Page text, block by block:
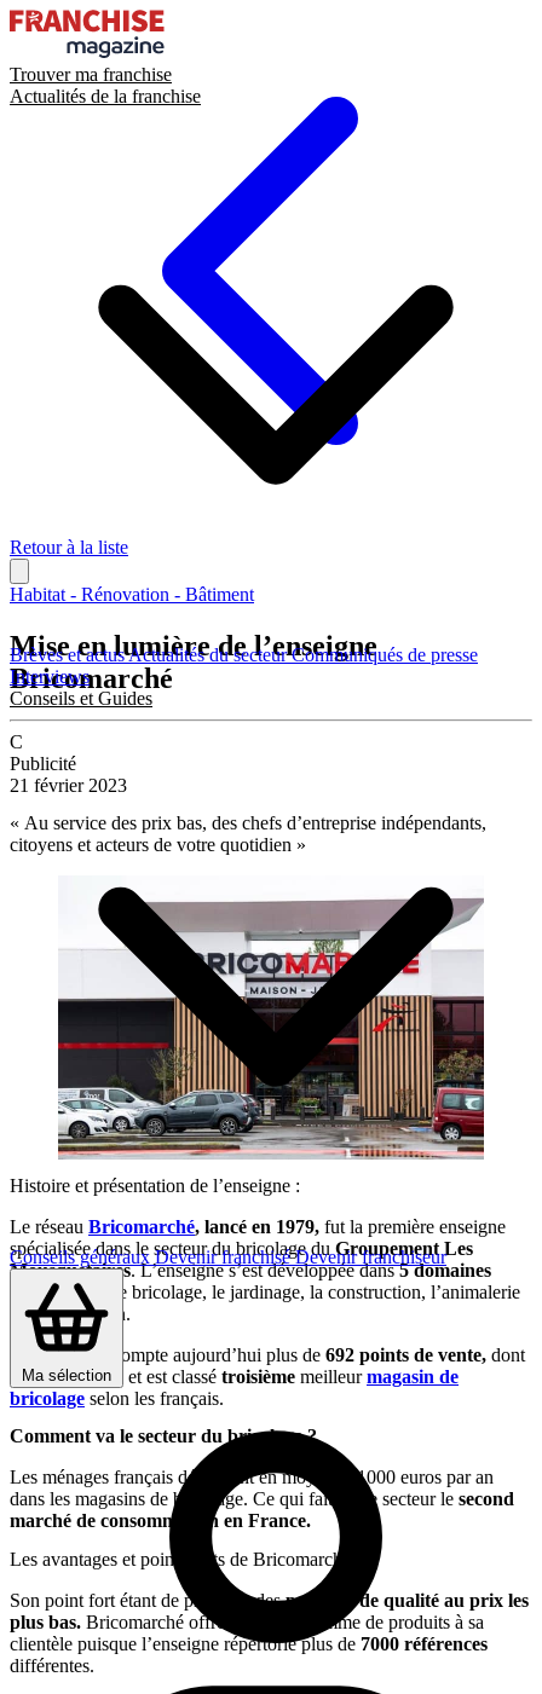
Trouver ma franchise
Actualités de la franchise
Brèves et actusActualités du secteurCommuniqués de presse
Interviews
Conseils et Guides
Conseils générauxDevenir franchiséDevenir franchiseur
Ma sélection
Retour à la liste
Habitat - Rénovation - Bâtiment
Mise en lumière de l’enseigne
Bricomarché
C
Publicité
21 février 2023
« Au service des prix bas, des chefs d’entreprise indépendants,
citoyens et acteurs de votre quotidien »
Histoire et présentation de l’enseigne :
Le réseau Bricomarché, lancé en 1979, fut la première enseigne
spécialisée dans le secteur du bricolage du Groupement Les
Mousquetaires. L’enseigne s’est développée dans5 domaines
d’expertise
: le bricolage, le jardinage, la construction, l’animalerie
et la décoration.
Bricomarché compte aujourd’hui plus de 692 points de vente, dont
468 en France, et est classé troisième meilleurmagasin de
bricolage selon les français.
Comment va le secteur du bricolage ?
Les ménages français dépensent en moyenne 1000 euros par an
dans les magasins de bricolage. Ce qui fait de ce secteur le second
marché de consommation en France.
Les avantages et points forts de Bricomarché :
Son point fort étant de proposer desproduits de qualité au prix les
plus bas. Bricomarché offre une large gamme de produits à sa
clientèle puisque l’enseigne répertorie plus de 7000 références
différentes.